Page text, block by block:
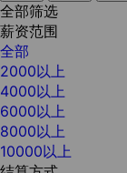
全部筛选
薪资范围
全部
2000以上
4000以上
6000以上
8000以上
10000以上